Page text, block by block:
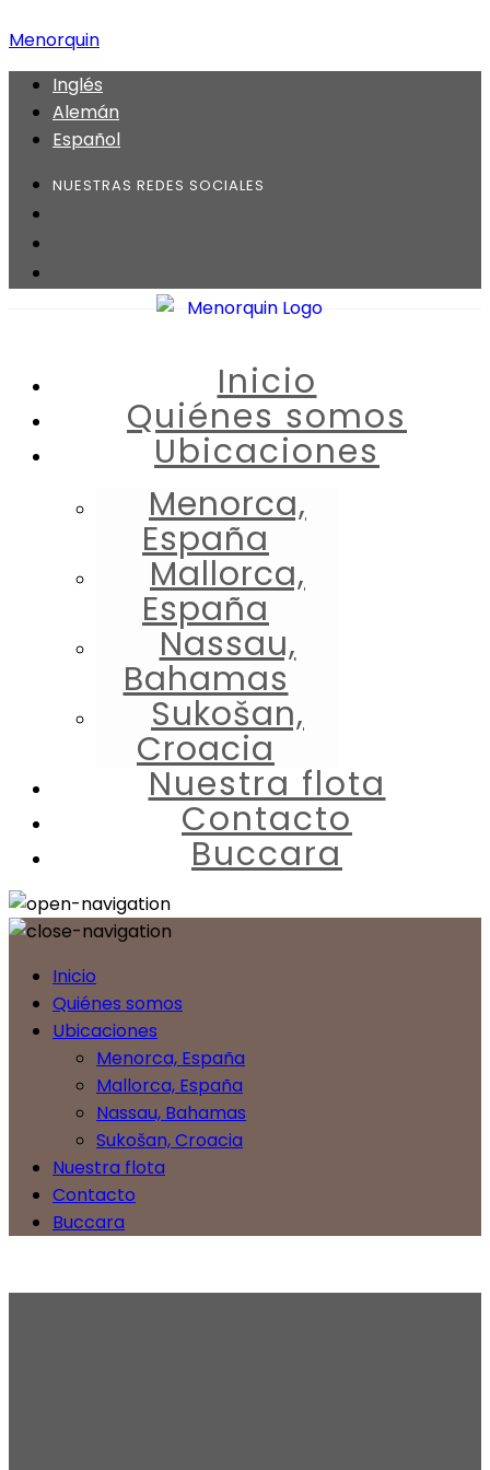
Menorquin
Inglés
Alemán
Español
NUESTRAS REDES SOCIALES
Inicio
Quiénes somos
Ubicaciones
Menorca,
España
Mallorca,
España
Nassau,
Bahamas
Sukošan,
Croacia
Nuestra flota
Contacto
Buccara
Inicio
Quiénes somos
Ubicaciones
Menorca, España
Mallorca, España
Nassau, Bahamas
Sukošan, Croacia
Nuestra flota
Contacto
Buccara